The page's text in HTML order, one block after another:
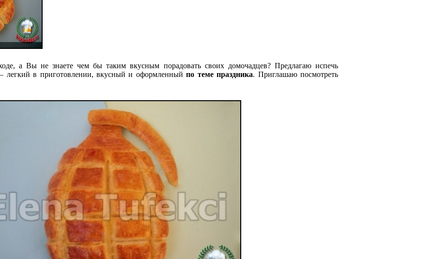
а Вы не знаете чем бы таким вкусным порадовать своих домочадцев? Предлагаю испечь
легкий в приготовлении, вкусный и оформленныйпо теме праздника. Приглашаю посмотреть